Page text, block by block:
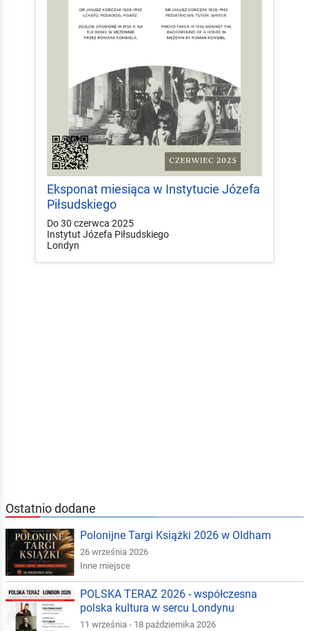
Eksponat miesiąca w Instytucie Józefa
Piłsudskiego
Do 30 czerwca 2025
Instytut Józefa Piłsudskiego
Londyn
Ostatnio dodane
Polonijne Targi Książki 2026 w Oldham
26 września 2026
Inne miejsce
POLSKA TERAZ 2026 - współczesna
polska kultura w sercu Londynu
11 września - 18 października 2026